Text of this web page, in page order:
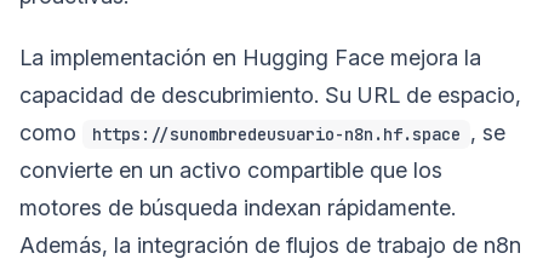
La implementación en Hugging Face mejora la
capacidad de descubrimiento. Su URL de espacio,
como
https://sunombredeusuario-n8n.hf.space , se
convierte en un activo compartible que los
motores de búsqueda indexan rápidamente.
Además, la integración de flujos de trabajo de n8n